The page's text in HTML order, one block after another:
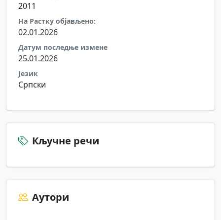
2011
На Растку објављено:
02.01.2026
Датум последње измене
25.01.2026
Језик
Српски
Кључне речи
Аутори